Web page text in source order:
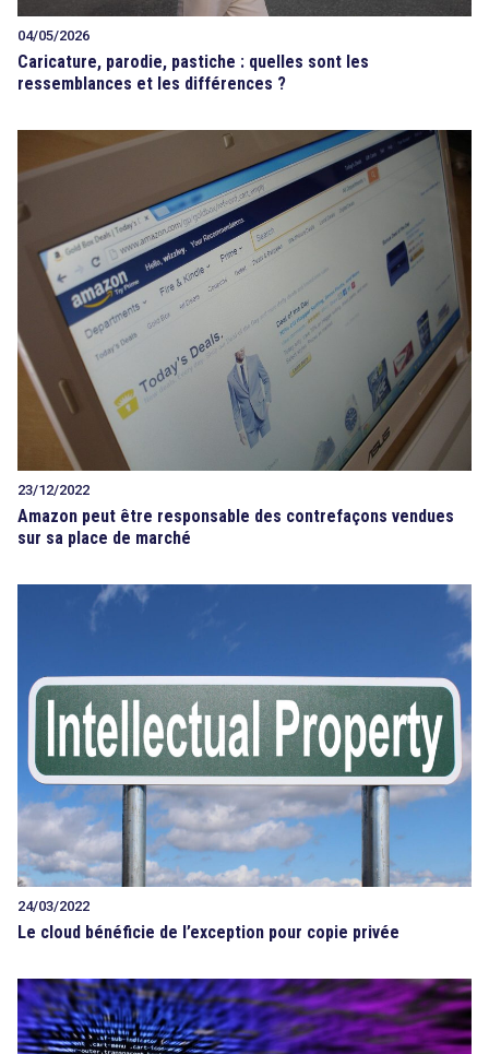
04/05/2026
Caricature, parodie, pastiche : quelles sont les
ressemblances et les différences ?
23/12/2022
Amazon peut être responsable des contrefaçons vendues
sur sa place de marché
24/03/2022
Le cloud bénéficie de l’exception pour copie privée